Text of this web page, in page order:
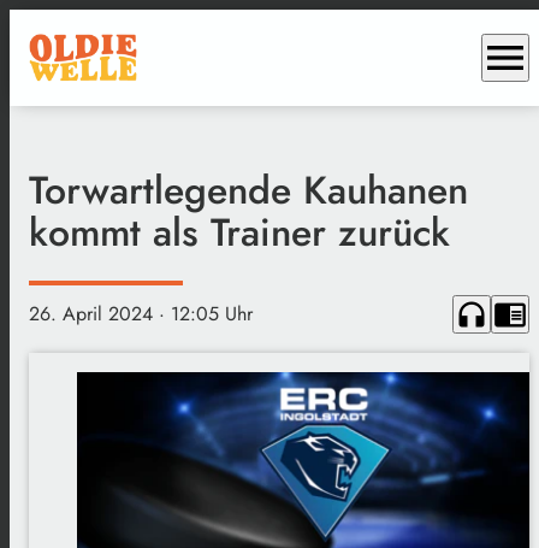
menu
Torwartlegende Kauhanen
kommt als Trainer zurück
26. April 2024 · 12:05 Uhr headphones chrome_reader_mode